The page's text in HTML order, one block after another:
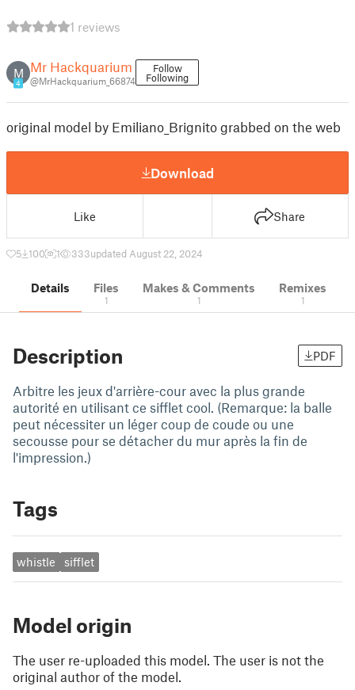
1 reviews
M
4
Mr Hackquarium
@MrHackquarium_66874
Follow
Following
original model by Emiliano_Brignito grabbed on the web
Download
Like Share
5 100 1 333updated August 22, 2024
Details Files
1
Makes & Comments
1
Remixes
1
Description PDF
Arbitre les jeux d'arrière-cour avec la plus grande
autorité en utilisant ce sifflet cool. (Remarque: la balle
peut nécessiter un léger coup de coude ou une
secousse pour se détacher du mur après la fin de
l'impression.)
Tags
whistle sifflet
Model origin
The user re-uploaded this model. The user is not the
original author of the model.